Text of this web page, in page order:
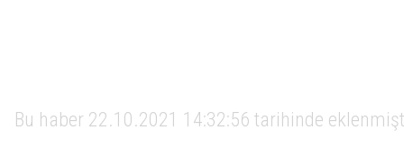
Bu haber 22.10.2021 14:32:56 tarihinde